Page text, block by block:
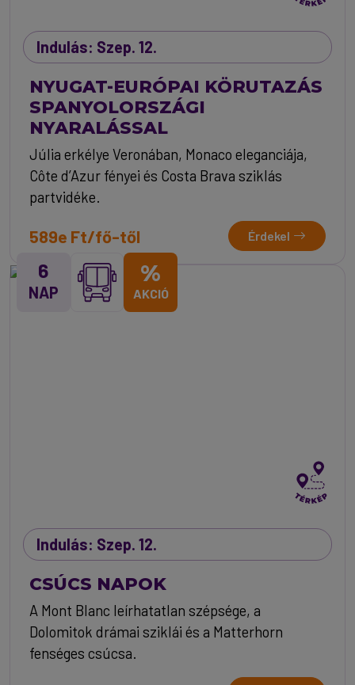
Indulás: Szep. 12.
NYUGAT-EURÓPAI KÖRUTAZÁS
SPANYOLORSZÁGI
NYARALÁSSAL
Júlia erkélye Veronában, Monaco eleganciája,
Côte d’Azur fényei és Costa Brava sziklás
partvidéke.
589e Ft/fő-től Érdekel
6
NAP
%
AKCIÓ
Indulás: Szep. 12.
CSÚCS NAPOK
A Mont Blanc leírhatatlan szépsége, a
Dolomitok drámai sziklái és a Matterhorn
fenséges csúcsa.